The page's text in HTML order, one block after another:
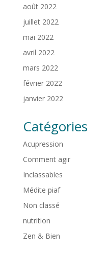
août 2022
juillet 2022
mai 2022
avril 2022
mars 2022
février 2022
janvier 2022
Catégories
Acupression
Comment agir
Inclassables
Médite piaf
Non classé
nutrition
Zen & Bien